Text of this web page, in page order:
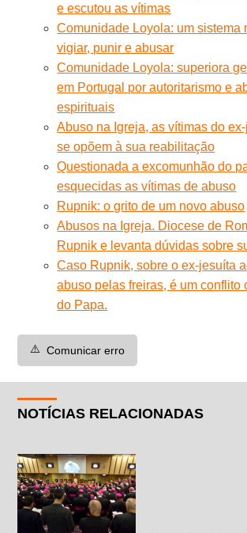
e escutou as vítimas
Comunidade Loyola: um sistema
vigiar, punir e abusar
Comunidade Loyola: superiora
em Portugal por autoritarismo e
espirituais
Abuso na Igreja, as vítimas do
se opõem à sua reabilitação
Questionada a excomunhão do
esquecidas as vítimas de abuso
Rupnik: o grito de um novo abuso
Abusos na Igreja. Diocese de
Rupnik e levanta dúvidas sobre
Caso Rupnik, sobre o ex-jesuíta
abuso pelas freiras, é um conflito
do Papa.
⚠️ Comunicar erro
NOTÍCIAS RELACIONADAS